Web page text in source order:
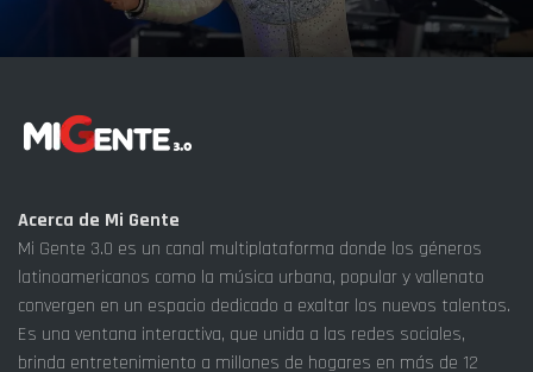
Acerca de Mi Gente
Mi Gente 3.0 es un canal multiplataforma donde los géneros
latinoamericanos como la música urbana, popular y vallenato
convergen en un espacio dedicado a exaltar los nuevos talentos.
Es una ventana interactiva, que unida a las redes sociales,
brinda entretenimiento a millones de hogares en más de 12